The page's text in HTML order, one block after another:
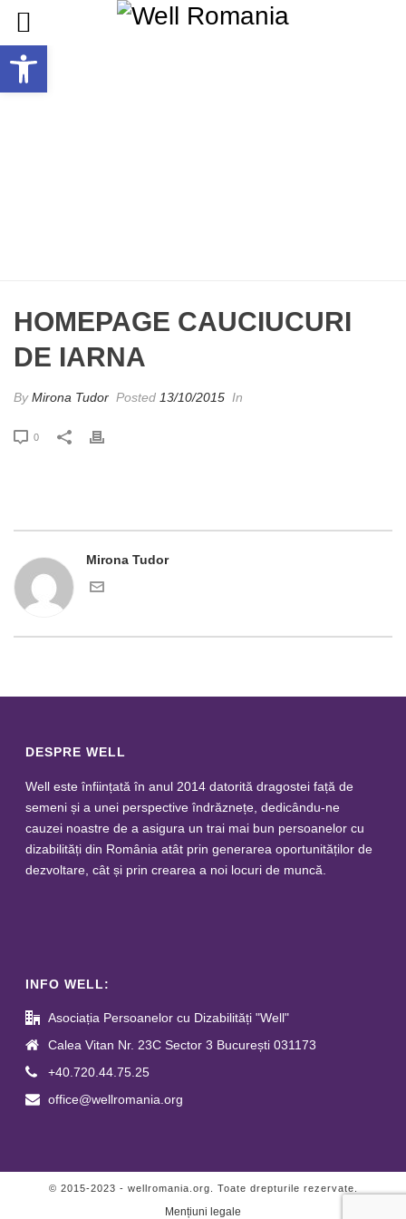
HOMEPAGE CAUCIUCURI
DE IARNA
ByMirona Tudor Posted 13/10/2015 In
0
Mirona Tudor
DESPRE WELL
Well este înființată în anul 2014 datorită dragostei față de
semeni și a unei perspective îndrăznețe, dedicându-ne
cauzei noastre de a asigura un trai mai bun persoanelor cu
dizabilități din România atât prin generarea oportunităților de
dezvoltare, cât și prin crearea a noi locuri de muncă.
INFO WELL:
Asociația Persoanelor cu Dizabilități "Well"
Calea Vitan Nr. 23C Sector 3 București 031173
+40.720.44.75.25
office@wellromania.org
© 2015-2023 - wellromania.org. Toate drepturile rezervate.
Mențiuni legale
Deschide bara de unelte